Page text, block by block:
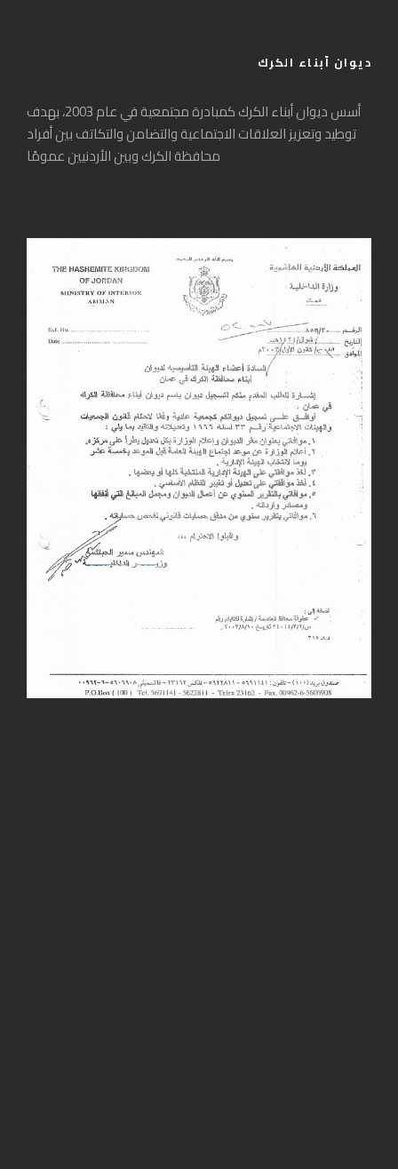
ديوان أبناء الكرك
أسس ديوان أبناء الكرك كمبادرة مجتمعية في عام 2003، بهدف
توطيد وتعزيز العلاقات الاجتماعية والتضامن والتكاتف بين أفراد
محافظة الكرك وبين الأردنيين عمومًا